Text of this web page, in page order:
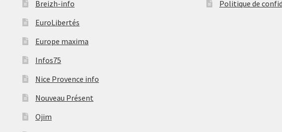
Breizh-info
EuroLibertés
Europe maxima
Infos75
Nice Provence info
Nouveau Présent
Ojim
Politique de